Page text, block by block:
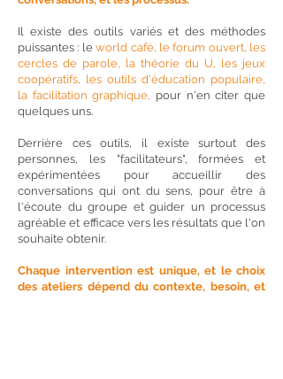
Il existe des outils variés et des méthodes
puissantes : leworld café, le forum ouvert, les
cercles de parole, la théorie du U, les jeux
coopératifs, les outils d'éducation populaire,
la facilitation graphique, pour n'en citer que
quelques uns.
Derrière ces outils, il existe surtout des
personnes, les "facilitateurs", formées et
expérimentées pour accueillir des
conversations qui ont du sens, pour être à
l'écoute du groupe et guider un processus
agréable et efficace vers les résultats que l'on
souhaite obtenir.
Chaque intervention est unique, et le choix
des ateliers dépend du contexte, besoin, et